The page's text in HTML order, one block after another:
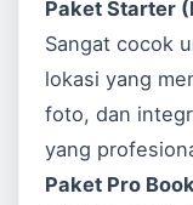
Paket Starter
Sangat cocok
lokasi yang
foto, dan
yang
Paket Pro